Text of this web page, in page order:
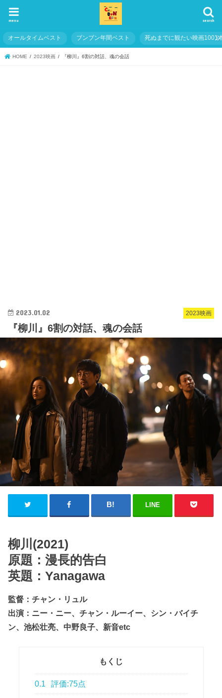
search
menu
オールタイムベスト ブンブン年間ベスト 死ぬまでに観たい映画1001
HOME 2023映画 『柳川』6割の対話、魂の会話
2023映画
2023.01.02
『柳川』6割の対話、魂の会話
LINE
柳川(2021)
原題：漫長的告白
英題：Yanagawa
監督：チャン・リュル
出演：ニー・ニー、チャン・ルーイー、シン・バイチ
ン、池松壮亮、中野良子、新音etc
もくじ
0.1 評価:75点